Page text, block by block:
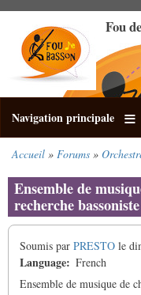
contenu
principal
Fou
Navigation principale
d'Ariane
Accueil Forums
Ensemble de
recherche bassoniste
Soumis par PRESTO le
Language
French
Ensemble de musique de